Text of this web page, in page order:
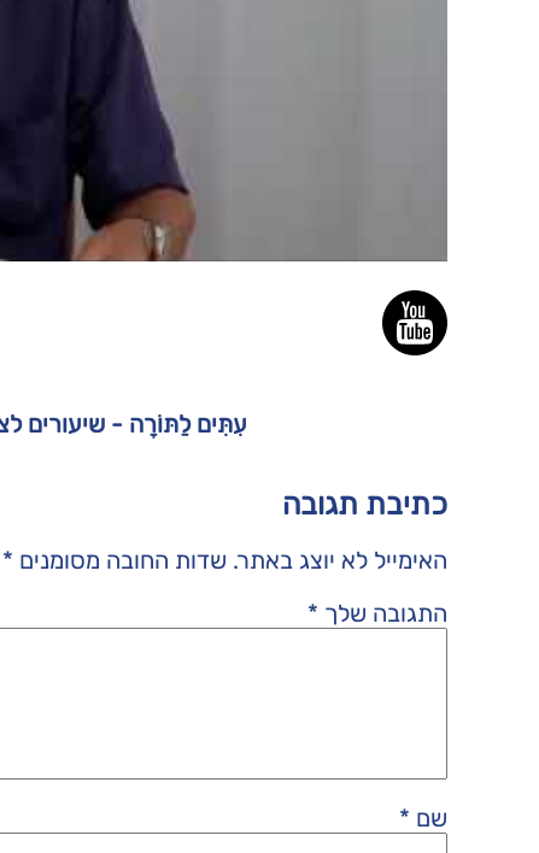
עִתִּים לַתּוֹרָה - שיעורים
כתיבת תגובה
האימייל לא יוצג באתר. שדות החובה מסומנים *
התגובה שלך *
שם *